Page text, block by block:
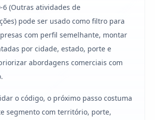
6 (Outras atividades de
pode ser usado como filtro para
com perfil semelhante, montar
por cidade, estado, porte e
abordagens comerciais com
o código, o próximo passo costuma
segmento com território, porte,